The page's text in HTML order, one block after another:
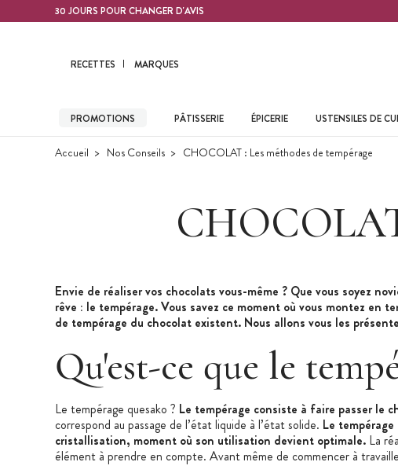
Contenu principal30 JOURS POUR CHANGER D'AVIS
RECETTES MARQUES
PROMOTIONS PÂTISSERIE ÉPICERIE USTENSILES DE
Accueil Nos Conseils CHOCOLAT : Les méthodes de tempérage
Envie de réaliser vos chocolats vous-même ? Que vous soyez
rêve : le tempérage. Vous savez ce moment où vous montez
de tempérage du chocolat existent. Nous allons vous les
Qu'est-ce que le
Le tempérage quesako ? Le tempérage consiste à faire passer le
correspond au passage de l’état liquide à l’état solide. Le
cristallisation, moment où son utilisation devient optimale. La
élément à prendre en compte. Avant même de commencer à